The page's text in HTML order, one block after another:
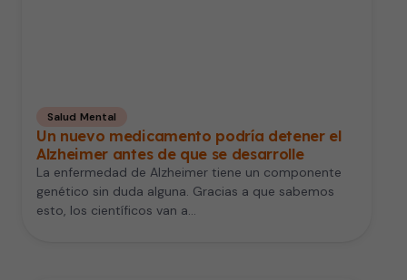
Salud Mental
Un nuevo medicamento podría detener el
Alzheimer antes de que se desarrolle
La enfermedad de Alzheimer tiene un componente
genético sin duda alguna. Gracias a que sabemos
esto, los científicos van a…